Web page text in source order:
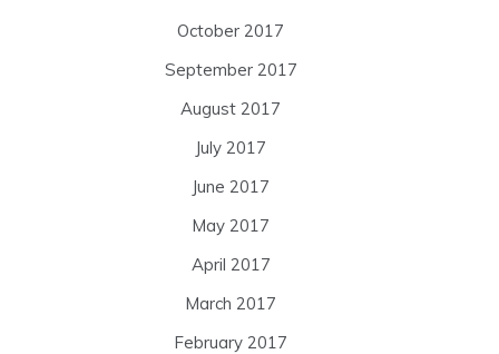
October 2017
September 2017
August 2017
July 2017
June 2017
May 2017
April 2017
March 2017
February 2017